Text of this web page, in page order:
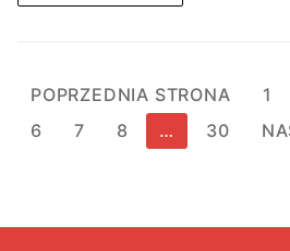
Stronicowanie
wpisów
POPRZEDNIA STRONA 1
6
7 8 … 30